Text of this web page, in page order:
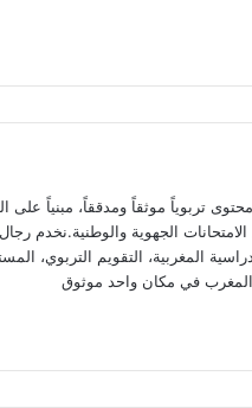
تربوياً موثقاً ومدققاً، مبنياً على
الجهوية والوطنية.نخدم رجال
المغربية، التقويم التربوي،
المغرب في مكان واحد موثوق